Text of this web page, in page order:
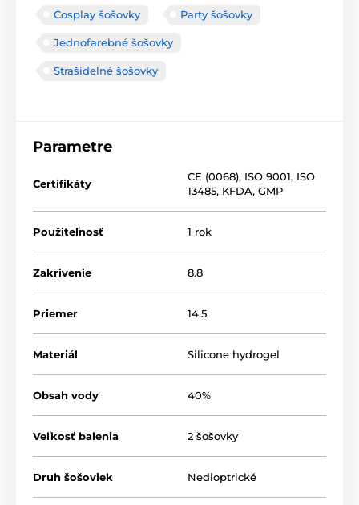
Cosplay šošovky Party šošovky
Jednofarebné šošovky
Strašidelné šošovky
Parametre
Certifikáty
CE (0068), ISO 9001, ISO
13485, KFDA, GMP
Použiteľnosť 1 rok
Zakrivenie 8.8
Priemer 14.5
Materiál Silicone hydrogel
Obsah vody 40%
Veľkosť balenia 2 šošovky
Druh šošoviek Nedioptrické